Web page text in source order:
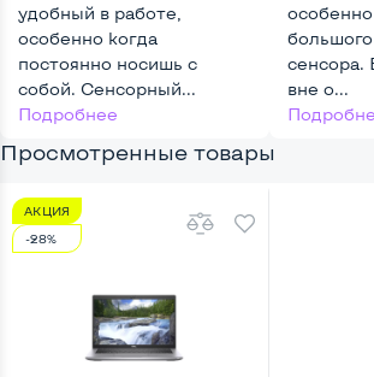
Touchscreen, Key
Light
удобный в работе,
особенно когда
постоянно носишь с
собой. Сенсорный...
Подробнее
АКБ
сенсора.
вне о...
Просмотренные товары
АКЦИЯ
-28%